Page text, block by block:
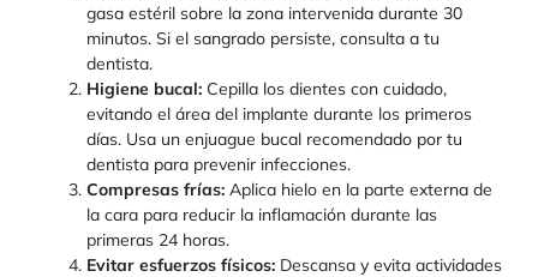
gasa estéril sobre la zona intervenida durante 30
minutos. Si el sangrado persiste, consulta a tu
dentista.
Higiene bucal: Cepilla los dientes con cuidado,
evitando el área del implante durante los primeros
días. Usa un enjuague bucal recomendado por tu
dentista para prevenir infecciones.
Compresas frías: Aplica hielo en la parte externa de
la cara para reducir la inflamación durante las
primeras 24 horas.
Evitar esfuerzos físicos: Descansa y evita actividades